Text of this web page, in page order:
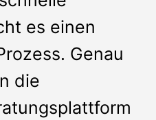
es einen
Genau
die